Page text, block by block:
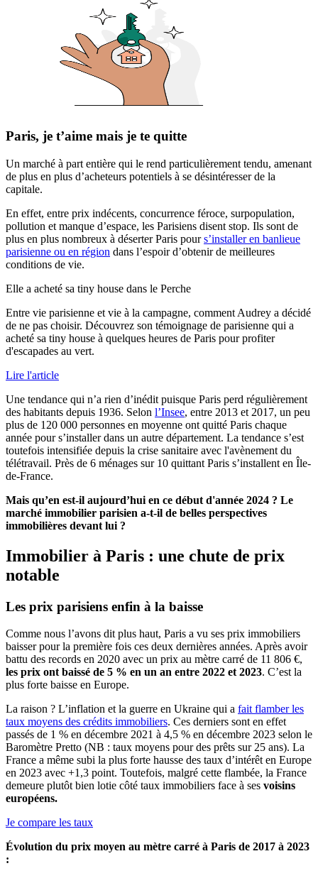
Paris, je t’aime mais je te quitte
Un marché à part entière qui le rend particulièrement tendu, amenant
de plus en plus d’acheteurs potentiels à se désintéresser de la
capitale.
En effet, entre prix indécents, concurrence féroce, surpopulation,
pollution et manque d’espace, les Parisiens disent stop. Ils sont de
plus en plus nombreux à déserter Paris pours’installer en banlieue
parisienne ou en région dans l’espoir d’obtenir de meilleures
conditions de vie.
Elle a acheté sa tiny house dans le Perche
Entre vie parisienne et vie à la campagne, comment Audrey a décidé
de ne pas choisir. Découvrez son témoignage de parisienne qui a
acheté sa tiny house à quelques heures de Paris pour profiter
d'escapades au vert.
Lire l'article
Une tendance qui n’a rien d’inédit puisque Paris perd régulièrement
des habitants depuis 1936. Selon l’Insee, entre 2013 et 2017, un peu
plus de 120 000 personnes en moyenne ont quitté Paris chaque
année pour s’installer dans un autre département. La tendance s’est
toutefois intensifiée depuis la crise sanitaire avec l'avènement du
télétravail. Près de 6 ménages sur 10 quittant Paris s’installent en Île-
de-France.
Mais qu’en est-il aujourd’hui en ce début d'année 2024 ? Le
marché immobilier parisien a-t-il de belles perspectives
immobilières devant lui ?
Immobilier à Paris : une chute de prix
notable
Les prix parisiens enfin à la baisse
Comme nous l’avons dit plus haut, Paris a vu ses prix immobiliers
baisser pour la première fois ces deux dernières années. Après avoir
battu des records en 2020 avec un prix au mètre carré de 11 806 €,
les prix ont baissé de 5 % en un an entre 2022 et 2023. C’est la
plus forte baisse en Europe.
La raison ? L’inflation et la guerre en Ukraine qui a fait flamber les
taux moyens des crédits immobiliers. Ces derniers sont en effet
passés de 1 % en décembre 2021 à 4,5 % en décembre 2023 selon le
Baromètre Pretto (NB : taux moyens pour des prêts sur 25 ans). La
France a même subi la plus forte hausse des taux d’intérêt en Europe
en 2023 avec +1,3 point. Toutefois, malgré cette flambée, la France
demeure plutôt bien lotie côté taux immobiliers face à ses voisins
européens.
Je compare les taux
Évolution du prix moyen au mètre carré à Paris de 2017 à 2023
: